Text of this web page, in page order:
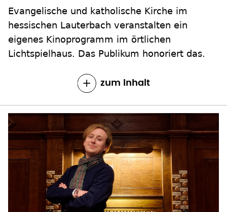
Evangelische und katholische Kirche im
hessischen Lauterbach veranstalten ein
eigenes Kinoprogramm im örtlichen
Lichtspielhaus. Das Publikum honoriert das.
zum Inhalt